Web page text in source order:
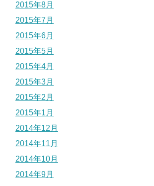
2015年8月
2015年7月
2015年6月
2015年5月
2015年4月
2015年3月
2015年2月
2015年1月
2014年12月
2014年11月
2014年10月
2014年9月